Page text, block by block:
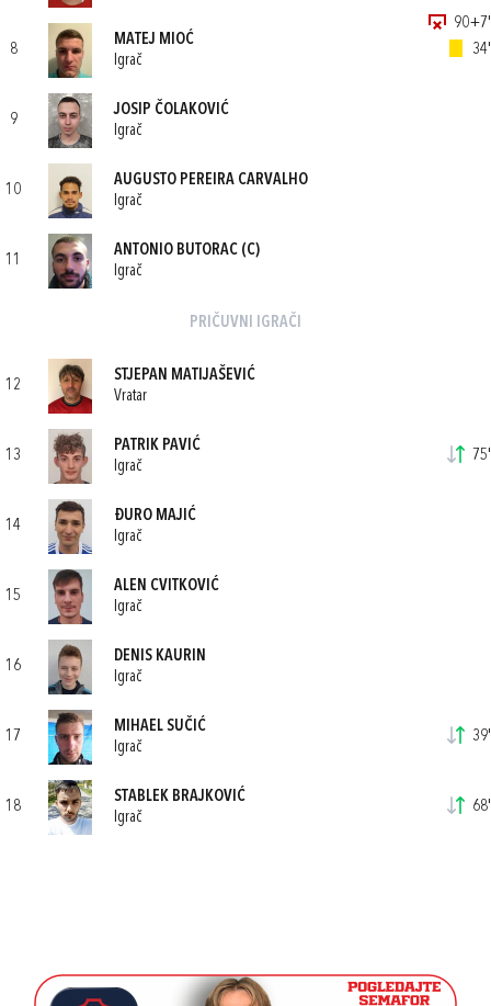
90+7'
8
MATEJ MIOĆ
Igrač
34'
9
JOSIP ČOLAKOVIĆ
Igrač
10
AUGUSTO PEREIRA CARVALHO
Igrač
11
ANTONIO BUTORAC (C)
Igrač
PRIČUVNI IGRAČI
12
STJEPAN MATIJAŠEVIĆ
Vratar
13
PATRIK PAVIĆ
Igrač
75'
14
ĐURO MAJIĆ
Igrač
15
ALEN CVITKOVIĆ
Igrač
16
DENIS KAURIN
Igrač
17
MIHAEL SUČIĆ
Igrač
39'
18
STABLEK BRAJKOVIĆ
Igrač
68'